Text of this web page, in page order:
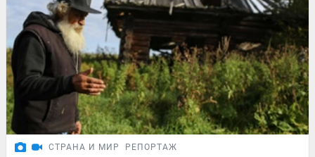
СТРАНА И МИР РЕПОРТАЖ